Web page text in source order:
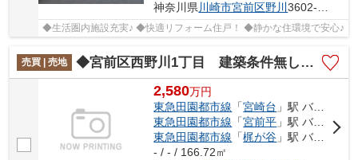
神奈川県川崎市宮前区野川3602-13
◆生活圏内施設充実♪ ◆快適リフォーム住戸！ ◆静かな住環境で安心♪
売買 | 売地 ◆宮前区西野川1丁目 建築条件無し売地◆
2,580万円
東急田園都市線 「宮崎台 」駅 バス6分 「金山（川崎市宮前区）」 停歩7分
東急田園都市線 「宮前平 」駅 バス14分 「山下（川崎市）」 停歩6分
東急田園都市線 「梶が谷 」駅 バス16分 「山下（川崎市）」 停歩6分
- / - / 166.72㎡